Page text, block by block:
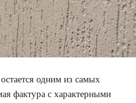
одним из самых
фактура с характерными